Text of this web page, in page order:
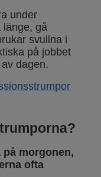
under
länge, gå
svullna i
på jobbet
dagen.
morgonen,
ofta